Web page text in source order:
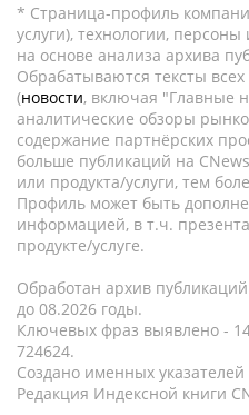
* Страница-профиль
услуги), технологии,
на основе анализа архива
Обрабатываются тексты
(новости, включая "Главные
аналитические обзоры
содержание партнёрских
больше публикаций на
или продукта/услуги, тем
Профиль может быть
информацией, в т.ч.
продукте/услуге.
Обработан архив
до 08.2026 годы.
Ключевых фраз выявлено -
724624.
Создано именных указателей
Редакция Индексной книги